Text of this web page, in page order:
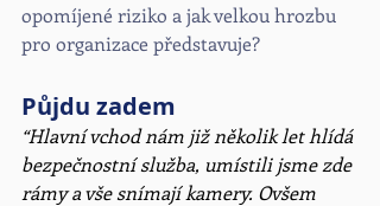
opomíjené riziko a jak velkou hrozbu
pro organizace představuje?
Půjdu zadem
“Hlavní vchod nám již několik let hlídá
bezpečnostní služba, umístili jsme zde
rámy a vše snímají kamery. Ovšem